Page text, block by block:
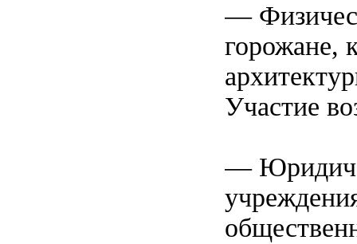
—
горожане,
Участие
—